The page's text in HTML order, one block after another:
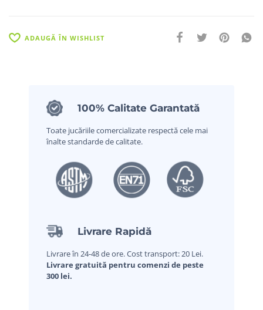
ADAUGĂ ÎN WISHLIST
100% Calitate Garantată
Toate jucăriile comercializate respectă cele mai
înalte standarde de calitate.
Livrare Rapidă
Livrare în 24-48 de ore. Cost transport: 20 Lei.
Livrare gratuită pentru comenzi de peste
300 lei.